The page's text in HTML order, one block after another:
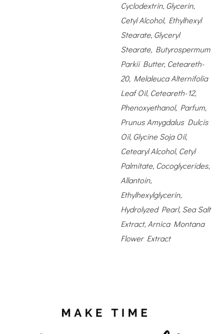
Cyclodextrin, Glycerin,
Cetyl Alcohol, Ethylhexyl
Stearate, Glyceryl
Stearate, Butyrospermum
Parkii Butter, Ceteareth-
20, Melaleuca Alternifolia
Leaf Oil, Ceteareth-12,
Phenoxyethanol, Parfum,
Prunus Amygdalus Dulcis
Oil, Glycine Soja Oil,
Cetearyl Alcohol, Cetyl
Palmitate, Cocoglycerides,
Allantoin,
Ethylhexylglycerin,
Hydrolyzed Pearl, Sea Salt
Extract, Arnica Montana
Flower Extract